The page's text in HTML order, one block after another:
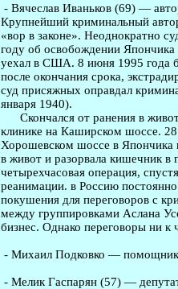
- Вячеслав Иваньков (69) —
Крупнейший криминальный
«вор в законе». Неоднократно
году об освобождении
уехал в США. 8 июня 1995 года
после окончания срока,
суд присяжных оправдал
января 1940).
Скончался от ранения в живот
клинике на Каширском шоссе.
Хорошевском шоссе в Япончика
в живот и разорвала кишечник в
четырехчасовая операция,
реанимации. в Россию
покушения для переговоров с
между группировками Аслана
бизнес. Однако переговоры ни к
- Михаил Подковко — помощник
- Мелик Гаспарян (57) —